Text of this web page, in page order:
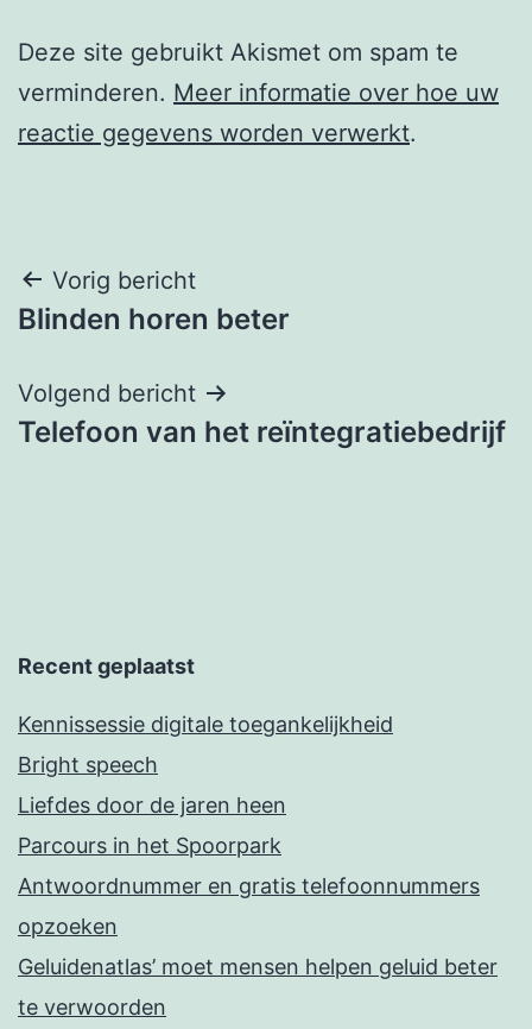
Deze site gebruikt Akismet om spam te
verminderen. Meer informatie over hoe uw
reactie gegevens worden verwerkt.
Berichtnavigatie
Vorig bericht
Blinden horen beter
Volgend bericht
Telefoon van het reïntegratiebedrijf
Recent geplaatst
Kennissessie digitale toegankelijkheid
Bright speech
Liefdes door de jaren heen
Parcours in het Spoorpark
Antwoordnummer en gratis telefoonnummers
opzoeken
Geluidenatlas’ moet mensen helpen geluid beter
te verwoorden